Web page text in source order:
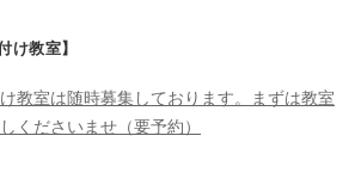
け教室】
教室は随時募集しております。まずは教室
くださいませ（要予約）